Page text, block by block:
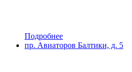
Подробнее
пр. Авиаторов Балтики, д. 5